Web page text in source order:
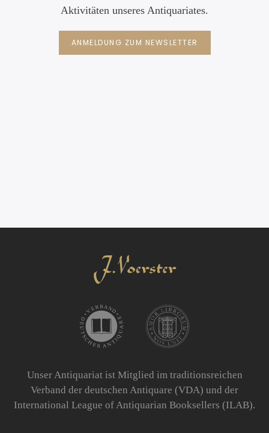
Aktivitäten unseres Antiquariates.
ANMELDUNG ZUM NEWSLETTER
Unser Antiquariat ist Mitglied im traditionsreichen
Verband der deutschen Antiquare (VDA) und der
International League of Antiquarian Booksellers (ILAB).